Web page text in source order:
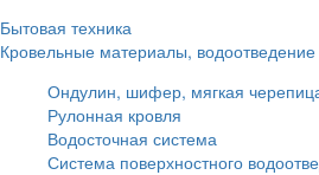
Бытовая техника
Кровельные материалы, водоотведение
Ондулин, шифер, мягкая
Рулонная кровля
Водосточная система
Система поверхностного